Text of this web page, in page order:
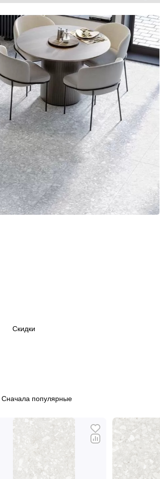
Скидки
Сначала популярные